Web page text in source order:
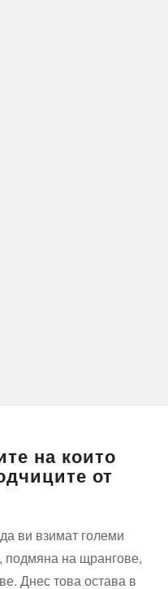
на които
от
ви взимат големи
подмяна на щрангове,
Днес това остава в